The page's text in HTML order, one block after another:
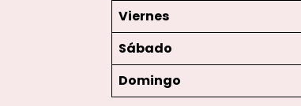
Viernes
Sábado
Domingo